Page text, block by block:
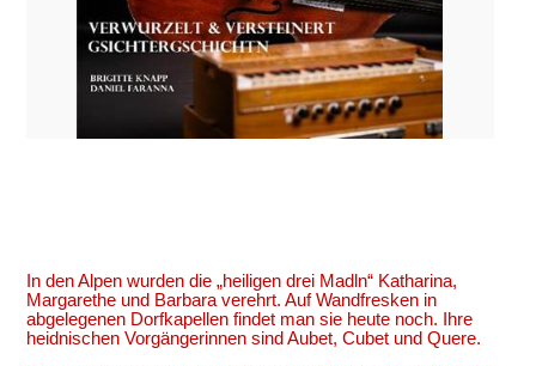
In den Alpen wurden die „heiligen drei Madln“ Katharina,
Margarethe und Barbara verehrt. Auf Wandfresken in
abgelegenen Dorfkapellen findet man sie heute noch. Ihre
heidnischen Vorgängerinnen sind Aubet, Cubetund Quere.